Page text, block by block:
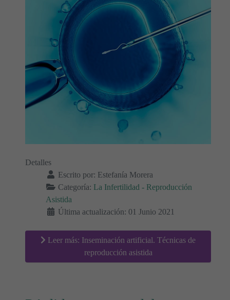
Detalles
Escrito por: Estefanía Morera
Categoría: La Infertilidad - Reproducción
Asistida
Última actualización: 01 Junio 2021
Leer más: Inseminación artificial. Técnicas de
reproducción asistida